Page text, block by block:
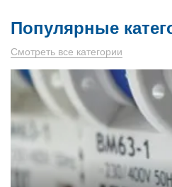
Популярные
Смотреть все категории